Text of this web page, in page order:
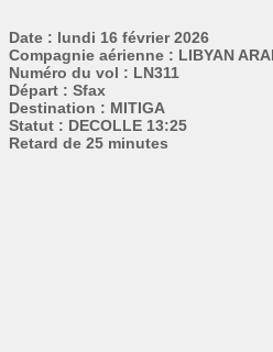
Date : lundi 16 février 2026
Compagnie aérienne : LIBYAN
Numéro du vol : LN311
Départ : Sfax
Destination : MITIGA
Statut : DECOLLE 13:25
Retard de 25 minutes